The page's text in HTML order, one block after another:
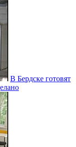
В Бердске готовят